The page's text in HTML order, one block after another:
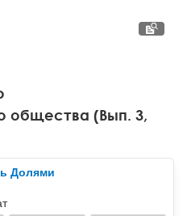
гипноз и НЛП
психоанализ
общества (Вып. 3,
Долями